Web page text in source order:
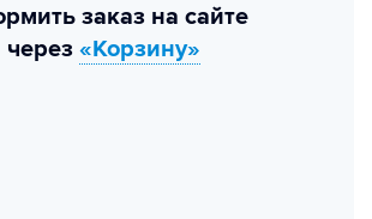
заказ на сайте
через «Корзину»